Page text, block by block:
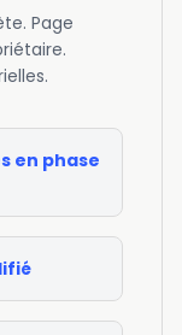
Page
en phase